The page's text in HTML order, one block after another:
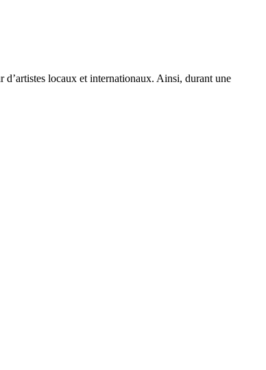
d’artistes locaux et internationaux. Ainsi, durant une